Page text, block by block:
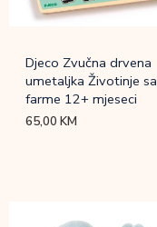
Djeco Zvučna drvena
umetaljka Životinje sa
farme 12+ mjeseci
65,00KM